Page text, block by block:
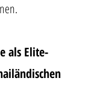
als Elite-